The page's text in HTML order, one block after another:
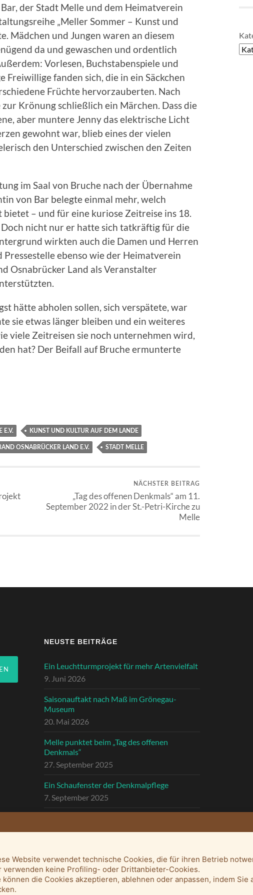
der Stadt Melle und dem Heimatverein
„Meller Sommer – Kunst und
Mädchen und Jungen waren an diesem
da und gewaschen und ordentlich
Vorlesen, Buchstabenspiele und
Freiwillige fanden sich, die in ein Säckchen
Früchte hervorzauberten. Nach
Krönung schließlich ein Märchen. Dass die
aber muntere Jenny das elektrische Licht
gewohnt war, blieb eines der vielen
den Unterschied zwischen den Zeiten
im Saal von Bruche nach der Übernahme
von Bar belegte einmal mehr, welch
– und für eine kuriose Zeitreise ins 18.
nicht nur er hatte sich tatkräftig für die
wirkten auch die Damen und Herren
ebenso wie der Heimatverein
Osnabrücker Land als Veranstalter
hätte abholen sollen, sich verspätete, war
sie etwas länger bleiben und ein weiteres
viele Zeitreisen sie noch unternehmen wird,
hat? Der Beifall auf Bruche ermunterte
E.V. KUNST UND KULTUR AUF DEM LANDE
OSNABRÜCKER LAND E.V. STADT MELLE
NÄCHSTER BEITRAG
„Tag des offenen Denkmals“ am 11.
September 2022 in der St.-Petri-Kirche zu
Melle
NEUSTE BEITRÄGE
Ein Leuchtturmprojekt für mehr Artenvielfalt
9. Juni 2026
Saisonauftakt nach Maß im Grönegau-
Museum
20. Mai 2026
Melle punktet beim „Tag des offenen
Denkmals“
27. September 2025
Ein Schaufenster der Denkmalpflege
7. September 2025
Website verwendet technische Cookies, die für ihren Betrieb
verwenden keine Profiling- oder Drittanbieter-Cookies.
können die Cookies akzeptieren, ablehnen oder anpassen, indem